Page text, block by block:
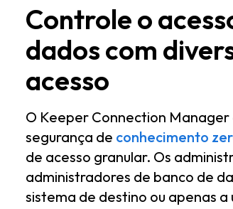
Controle o
dados com
acesso
O Keeper Connection
segurança de conhecimento
de acesso granular. Os
administradores de banco de
sistema de destino ou apenas